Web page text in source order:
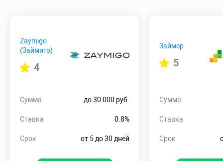
Zaymigo
(Займиго)
4
Сумма до 30 000 руб.
Ставка 0.8%
Срок от 5 до 30 дней
Займер
5
Сумма
Ставка
Срок